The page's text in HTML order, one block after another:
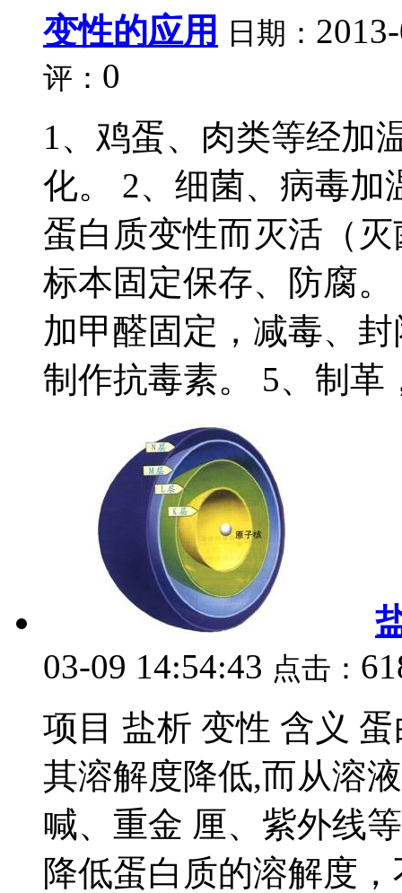
变性的应用 日期：
评： 0
1、鸡蛋、肉类等经加
化。 2、细菌、病毒加
蛋白质变性而灭活（
标本固定保存、防腐
加甲醛固定，减毒、
制作抗毒素。 5、制革
03-09 14:54:43 点击：
项目 盐析 变性 含义
其溶解度降低,而从溶
喊、重金 厘、紫外线
降低蛋白质的溶解度